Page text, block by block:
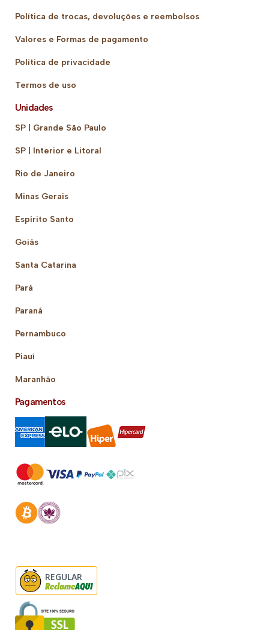
Política de trocas, devoluções e reembolsos
Valores e Formas de pagamento
Política de privacidade
Termos de uso
Unidades
SP | Grande São Paulo
SP | Interior e Litoral
Rio de Janeiro
Minas Gerais
Espírito Santo
Goiás
Santa Catarina
Pará
Paraná
Pernambuco
Piauí
Maranhão
Pagamentos
REGULAR